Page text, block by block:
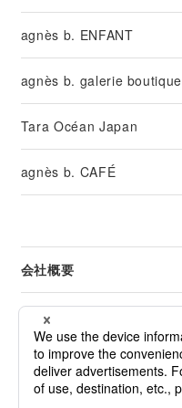
agnès b. ENFANT
agnès b. galerie boutique
Tara Océan Japan
agnès b. CAFÉ
会社概要
リーガル
カスタマーサービス